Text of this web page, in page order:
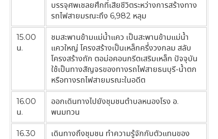
บรรจุศพเชลยศึกที่เสียชีวิตระหว่างการสร้างทาง
รถไฟสายมรณะถึง 6,982 หลุม
15.00
น.
ชมสะพานข้ามแม่น้ำแคว เป็นสะพานข้ามแม่น้ำ
แควใหญ่ โครงสร้างเป็นเหล็กครึ่งวงกลม สลับ
โครงสร้างถัก ตอม่อคอนกรีตเสริมเหล็ก ปัจจุบัน
ใช้เป็นทางสัญจรของทางรถไฟสายธนบุรี-น้ำตก
หรือทางรถไฟสายมรณะในอดีต
16.00
น.
ออกเดินทางไปยังชุมชนตำบลหนองโรง อ.
พนมทวน
16.30
เดินทางถึงชุมชน ทำความรู้จักกับตัวแทนของ